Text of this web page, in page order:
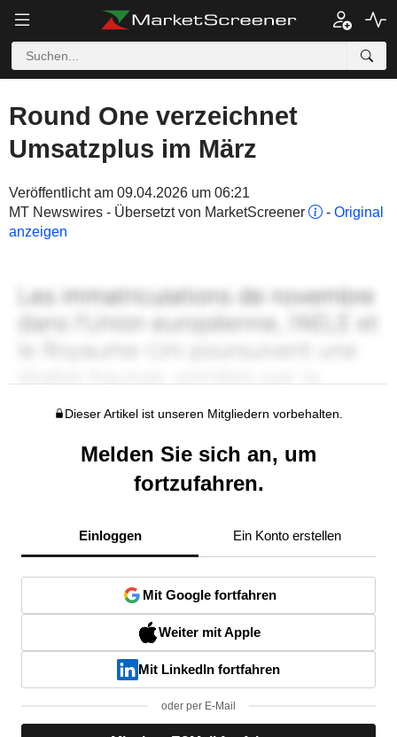
Round One verzeichnet
Umsatzplus im März
Veröffentlicht am 09.04.2026 um 06:21
MT Newswires - Übersetzt von MarketScreener
- Original
anzeigen
Dieser Artikel ist unseren Mitgliedern vorbehalten.
Melden Sie sich an, um
fortzufahren.
Einloggen Ein Konto erstellen
Mit Google fortfahren
Weiter mit Apple
Mit LinkedIn fortfahren
oder per E-Mail